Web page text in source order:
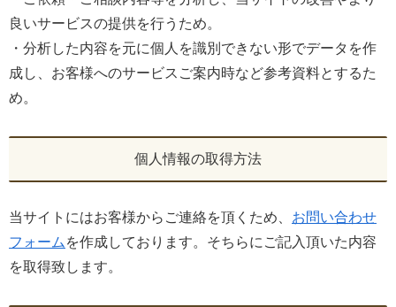
良いサービスの提供を行うため。
・分析した内容を元に個人を識別できない形でデータを作
成し、お客様へのサービスご案内時など参考資料とするた
め。
個人情報の取得方法
当サイトにはお客様からご連絡を頂くため、 お問い合わせ
フォーム を作成しております。そちらにご記入頂いた内容
を取得致します。